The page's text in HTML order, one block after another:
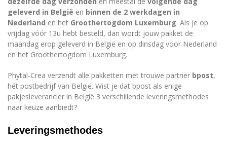
geleverd in België en binnen de 2 werkdagen in
Nederland en het Groothertogdom Luxemburg. Als je op
vrijdag vóór 13u hebt besteld, dan wordt jouw pakket de
maandag erop geleverd in België en op dinsdag voor Nederland
en het Groothertogdom Luxemburg.
Phytal-Crea verzendt alle pakketten met trouwe partner bpost,
hét postbedrijf van België. Wist je dat bpost als enige
pakjesleverancier in België 3 verschillende leveringsmethodes
naar keuze aanbiedt?
Leveringsmethodes